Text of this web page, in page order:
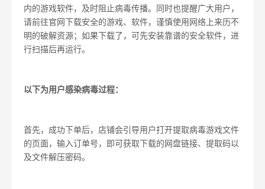
内的游戏软件，及时阻止病毒传播。同时也提醒广大用户，
请前往官网下载安全的游戏、软件，谨慎使用网络上来历不
明的破解资源；如果下载了，可先安装靠谱的安全软件，进
行扫描后再运行。
以下为用户感染病毒过程：
首先，成功下单后，店铺会引导用户打开提取病毒游戏文件
的页面，输入订单号，即可获取下载的网盘链接、提取码以
及文件解压密码。